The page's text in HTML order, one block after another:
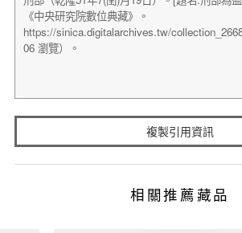
複製引用資訊
相關推薦藏品